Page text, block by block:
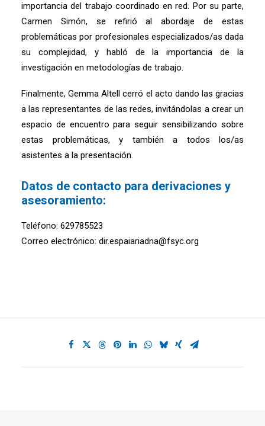
importancia del trabajo coordinado en red. Por su parte,
Carmen Simón, se refirió al abordaje de estas
problemáticas por profesionales especializados/as dada
su complejidad, y habló de la importancia de la
investigación en metodologías de trabajo.
Finalmente, Gemma Altell cerró el acto dando las gracias
a las representantes de las redes, invitándolas a crear un
espacio de encuentro para seguir sensibilizando sobre
estas problemáticas, y también a todos los/as
asistentes a la presentación.
Datos de contacto para derivaciones y
asesoramiento:
Teléfono: 629785523
Correo electrónico: dir.espaiariadna@fsyc.org